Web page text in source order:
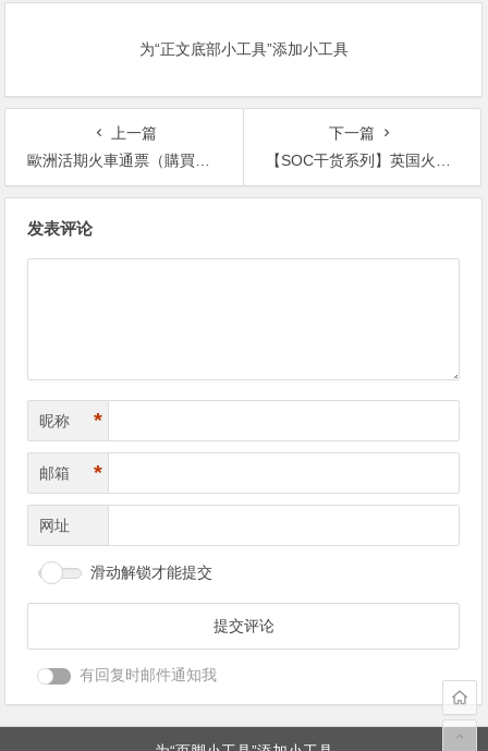
为“正文底部小工具”添加小工具
上一篇
歐洲活期火車通票（購買攻略）
下一篇
【SOC干货系列】英国火车票攻略
发表评论
昵称 *
邮箱 *
网址
滑动解锁才能提交
有回复时邮件通知我